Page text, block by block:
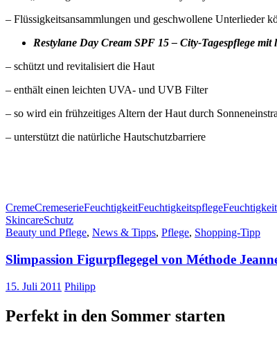
– Flüssigkeitsansammlungen und geschwollene Unterlieder
Restylane Day Cream SPF 15 – City-Tagespflege
– schützt und revitalisiert die Haut
– enthält einen leichten UVA- und UVB Filter
– so wird ein frühzeitiges Altern der Haut durch
– unterstützt die natürliche Hautschutzbarriere
CremeCremeserieFeuchtigkeitFeuchtigkeitspflege
SkincareSchutz
Beauty und Pflege, News & Tipps, Pflege, Shopping-Tipp
Slimpassion Figurpflegegel von Méthode
15. Juli 2011 Philipp
Perfekt in den Sommer starten